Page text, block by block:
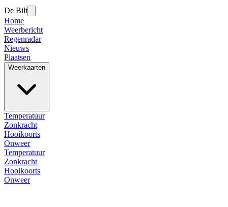
De Bilt
Home
Weerbericht
Regenradar
Nieuws
Plaatsen
Weerkaarten
Temperatuur
Zonkracht
Hooikoorts
Onweer
Temperatuur
Zonkracht
Hooikoorts
Onweer